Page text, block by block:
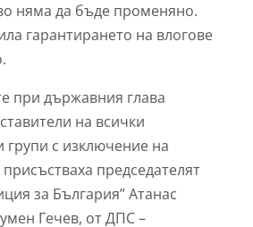
няма да бъде променяно.
гарантирането на влогове
при държавния глава
на всички
групи с изключение на
председателят
за България” Атанас
Гечев, от ДПС –